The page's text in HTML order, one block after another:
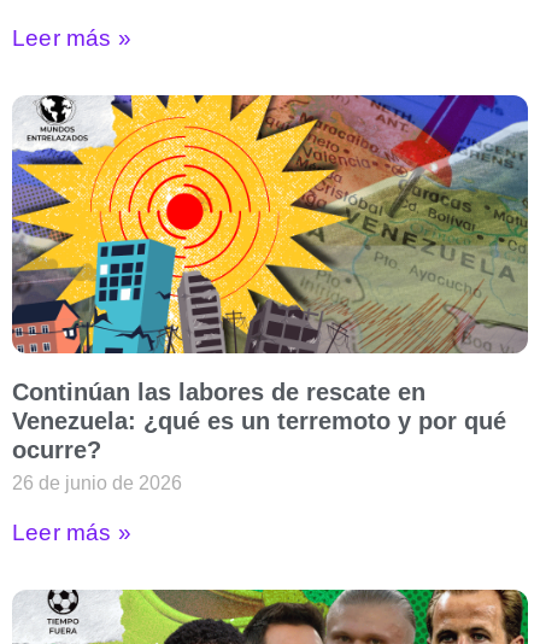
Leer más »
Continúan las labores de rescate en
Venezuela: ¿qué es un terremoto y por qué
ocurre?
26 de junio de 2026
Leer más »